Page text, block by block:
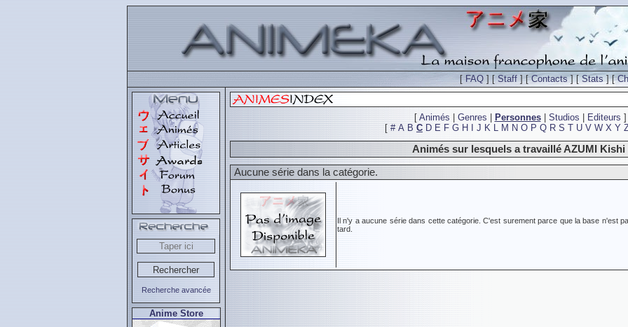
[FAQ ] [Staff ] [Contacts] [Stats] [
Recherche avancée
Anime Store
[ Animés Genres Personnes| Studios Editeurs ]
[ # A B C D E F G H J K L M N O P Q R S T U V W X Y
Animés sur lesquels a travaillé AZUMI Kishi
Aucune série dans la catégorie.
Il n'y a aucune série dans cette catégorie. C'est surement parce que la base n'est
tard.